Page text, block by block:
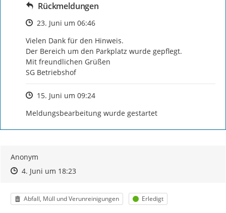
Rückmeldungen
Zeitpunkt des Erstellens
23. Juni um 06:46
Vielen Dank für den Hinweis.
Der Bereich um den Parkplatz wurde gepflegt.
Mit freundlichen Grüßen
SG Betriebshof
Zeitpunkt des Erstellens
15. Juni um 09:24
Meldungsbearbeitung wurde gestartet
Anonym
Zeitpunkt des Erstellens
Zeitpunkt des Erstellens
4. Juni um 18:23Zur Äußerung
Kategorie
Abfall, Müll und Verunreinigungen Status
Erledigt